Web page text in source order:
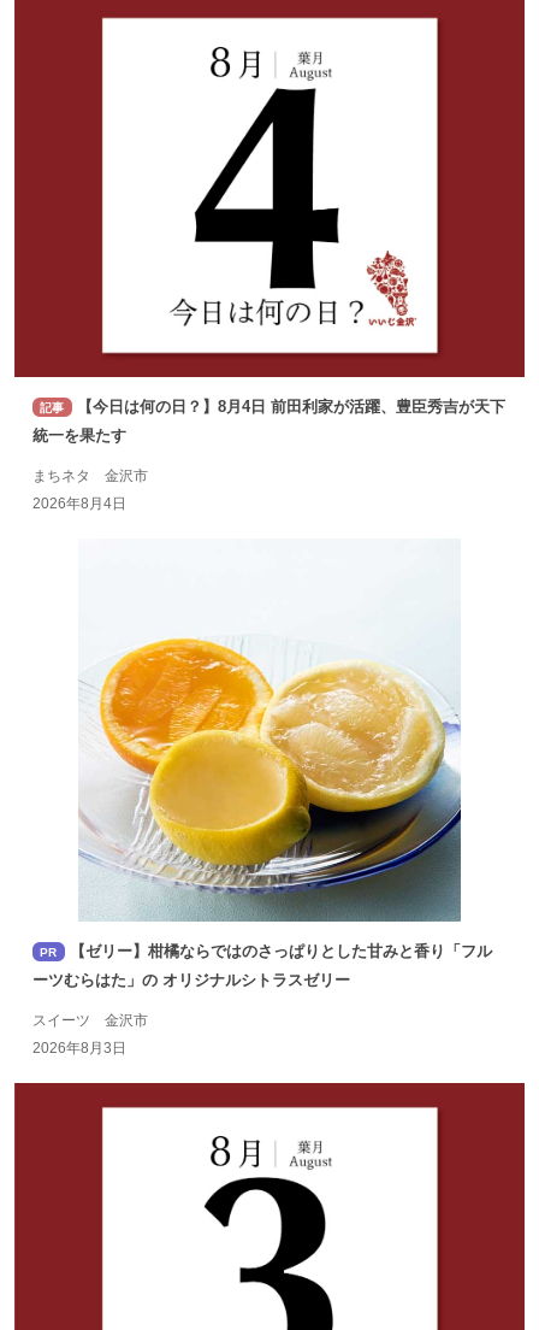
記事
【今日は何の日？】8月4日 前田利家が活躍、豊臣秀吉が天下
統一を果たす
まちネタ 金沢市
2026年8月4日
PR
【ゼリー】柑橘ならではのさっぱりとした甘みと香り「フル
ーツむらはた」の オリジナルシトラスゼリー
スイーツ 金沢市
2026年8月3日